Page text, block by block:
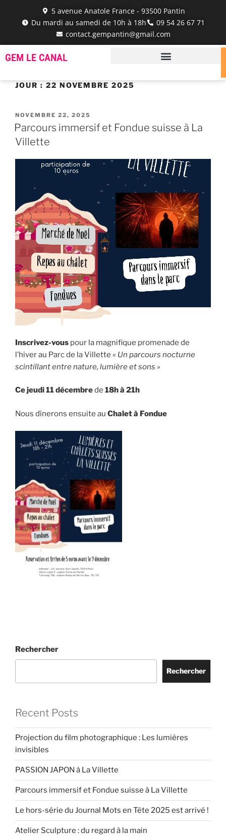
5 avenue Anatole France - 93500 Pantin
Du mardi au samedi de 10h à 18h
‭09 54 26 67 71‬
contact.gempantin@gmail.com
GEM LE CANAL
JOUR : 22 NOVEMBRE 2025
NOVEMBRE 22, 2025
Parcours immersif et Fondue suisse à La
Villette
Inscrivez-vous pour la magnifique promenade de
l’hiver au Parc de la Villette « Un parcours nocturne
scintillant entre nature, lumière et sons »
Ce jeudi 11 décembrede 18h à 21h
Nous dînerons ensuite au Chalet à Fondue
Rechercher
Rechercher
Recent Posts
Projection du film photographique : Les lumières
invisibles
PASSION JAPON à La Villette
Parcours immersif et Fondue suisse à La Villette
Le hors-série du Journal Mots en Tête 2025 est arrivé !
Atelier Sculpture : du regard à la main